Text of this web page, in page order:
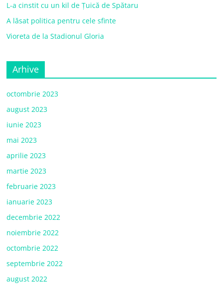
L-a cinstit cu un kil de Țuică de Spătaru
A lăsat politica pentru cele sfinte
Vioreta de la Stadionul Gloria
Arhive
octombrie 2023
august 2023
iunie 2023
mai 2023
aprilie 2023
martie 2023
februarie 2023
ianuarie 2023
decembrie 2022
noiembrie 2022
octombrie 2022
septembrie 2022
august 2022